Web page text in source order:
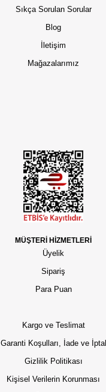
Sıkça Sorulan Sorular
Blog
İletişim
Mağazalarımız
MÜŞTERİ HİZMETLERİ
Üyelik
Sipariş
Para Puan
Kargo ve Teslimat
Garanti Koşulları, İade ve İptal
Gizlilik Politikası
Kişisel Verilerin Korunması